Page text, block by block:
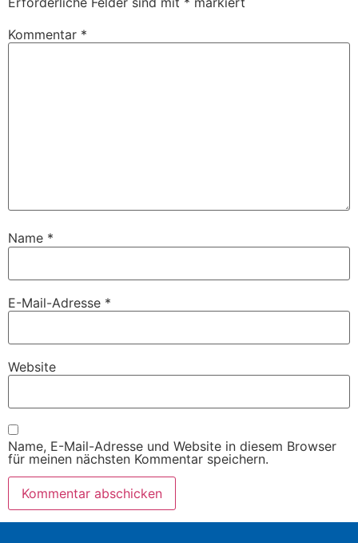
Kommentar *
Name *
E-Mail-Adresse *
Website
Name, E-Mail-Adresse und Website in diesem Browser
für meinen nächsten Kommentar speichern.